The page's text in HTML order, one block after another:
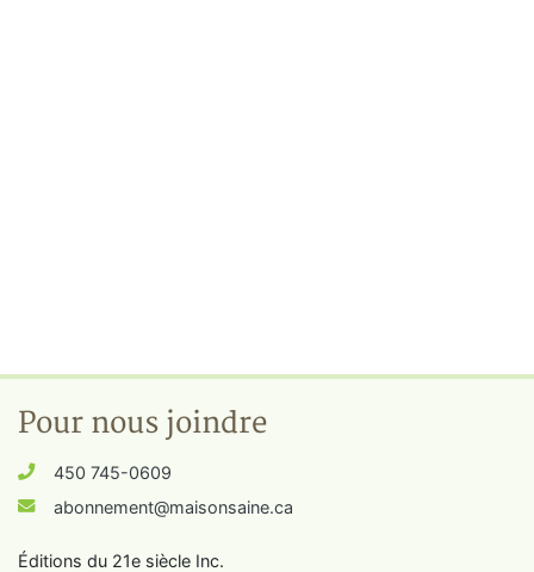
Pour nous joindre
450 745-0609
abonnement@maisonsaine.ca
Éditions du 21e siècle Inc.